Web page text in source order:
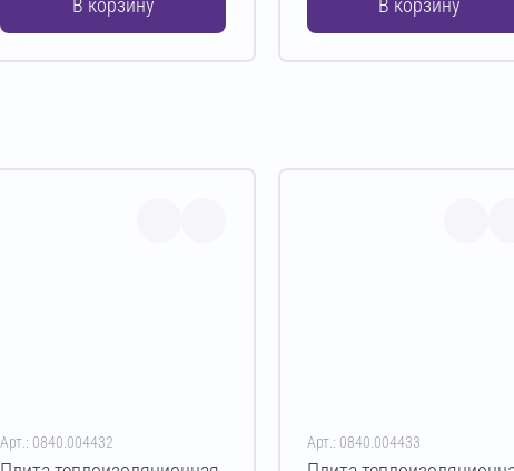
В корзину В корзину
Арт.: 0840.004432 Арт.: 0840.004433